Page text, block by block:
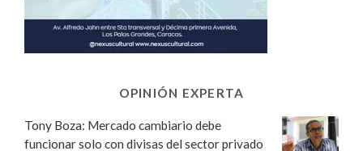
OPINIÓN EXPERTA
Tony Boza: Mercado cambiario debe
funcionar solo con divisas del sector privado